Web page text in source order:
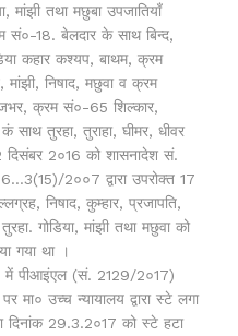
मांझी तथा मछुबा उपजातियाँ
सं०-18. बेलदार के साथ बिन्द,
कहार कश्यप, बाथम, क्रम
निषाद, मछुवा व क्रम
क्रम सं०-65 शिल्कार,
तुरहा, तुराहा, घीमर, धीवर
दिसंबर 2०16 को शासनादेश सं.
2००7 द्वारा उपरोक्त 17
निषाद, कुम्हार, प्रजापति,
गोडिया, मांझी तथा मछुवा को
गया था ।
में पीआइंएल (सं. 2129/2०17)
उच्च न्यायालय द्वारा स्टे लगा
दिनांक 29.3.2०17 को स्टे हटा